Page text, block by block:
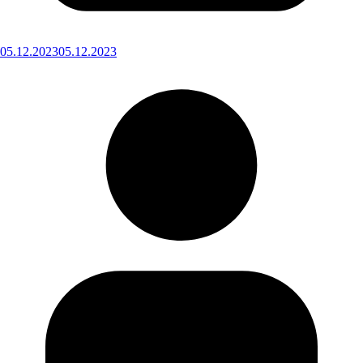
05.12.202305.12.2023